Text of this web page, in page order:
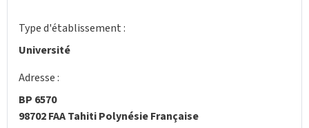
Type d'établissement :
Université
Adresse :
BP 6570
98702 FAA Tahiti Polynésie Française